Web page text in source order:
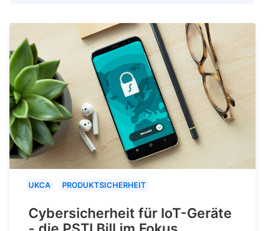
UKCA PRODUKTSICHERHEIT
Cybersicherheit für IoT-Geräte